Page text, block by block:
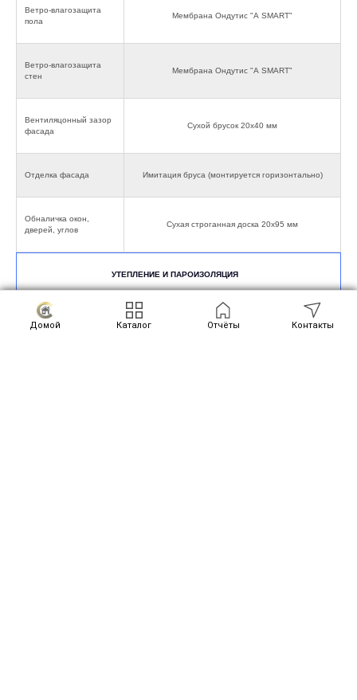
Домой Каталог Отчёты Контакты
Ветро-влагозащита
пола
Мембрана Ондутис "А SMART"
Ветро-влагозащита
стен
Мембрана Ондутис "А SMART"
Вентиляцонный зазор
фасада
Сухой брусок 20х40 мм
Отделка фасада Имитация бруса (монтируется горизонтально)
Обналичка окон,
дверей, углов
Сухая строганная доска 20х95 мм
УТЕПЛЕНИЕ И ПАРОИЗОЛЯЦИЯ
Пол
Плитный базальтовый утеплитель "Rockwool" 200
мм.